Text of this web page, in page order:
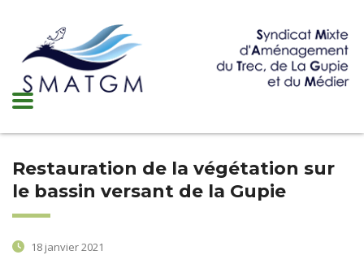
Restauration de la végétation sur
le bassin versant de la Gupie
18 janvier 2021